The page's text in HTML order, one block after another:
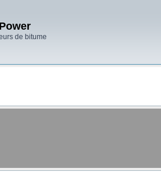
de bitume